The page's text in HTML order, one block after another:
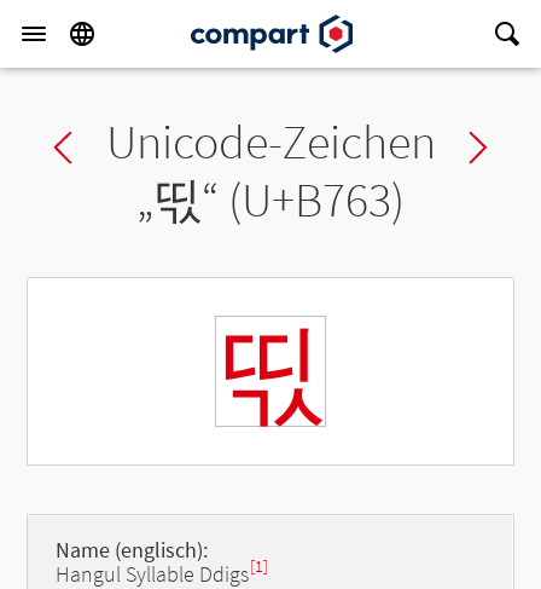
Previous char
Unicode-Zeichen
„띣“ (U+B763)
띣
Name (englisch):
Hangul Syllable Ddigs[1]